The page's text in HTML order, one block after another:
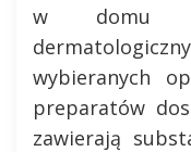
w domu
wybieranych
preparatów
zawierają